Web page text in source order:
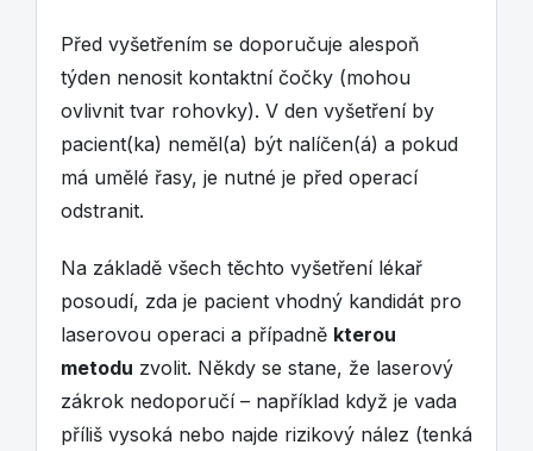
Před vyšetřením se doporučuje alespoň
týden nenosit kontaktní čočky (mohou
ovlivnit tvar rohovky). V den vyšetření by
pacient(ka) neměl(a) být nalíčen(á) a pokud
má umělé řasy, je nutné je před operací
odstranit.
Na základě všech těchto vyšetření lékař
posoudí, zda je pacient vhodný kandidát pro
laserovou operaci a případně kterou
metodu zvolit. Někdy se stane, že laserový
zákrok nedoporučí – například když je vada
příliš vysoká nebo najde rizikový nález (tenká